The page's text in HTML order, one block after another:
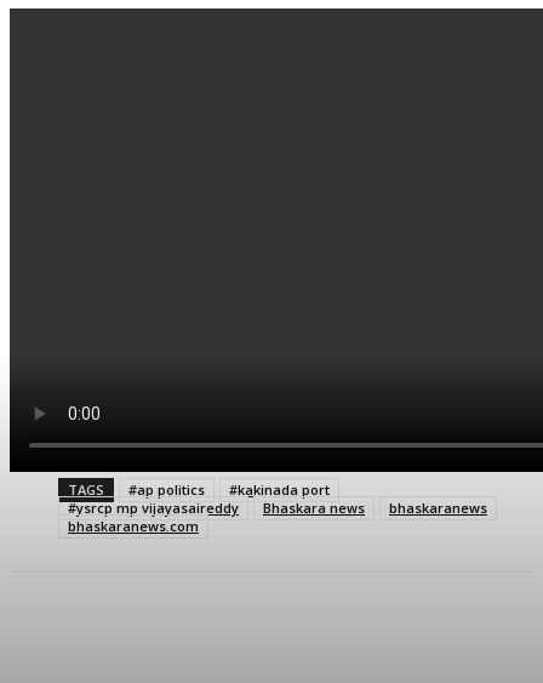
TAGS #ap politics
#kakinada port
#ysrcp mp vijayasaireddy
Bhaskara news
bhaskaranews
bhaskaranews.com